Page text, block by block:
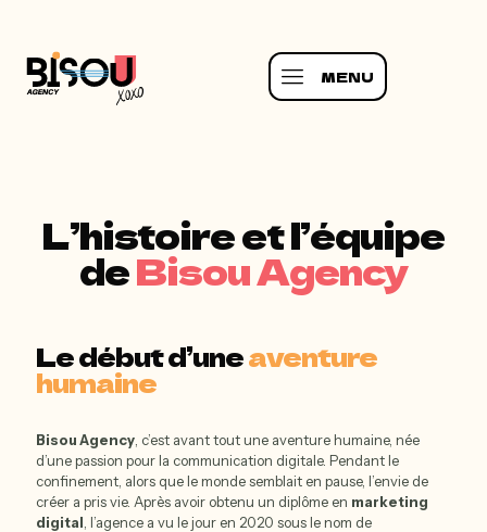
MENU
L’histoire et l’équipe
deBisou Agency
Le début d’uneaventure
humaine
Bisou Agency , c’est avant tout une aventure humaine, née
d’une passion pour la communication digitale. Pendant le
confinement, alors que le monde semblait en pause, l’envie de
créer a pris vie. Après avoir obtenu un diplôme en marketing
digital , l’agence a vu le jour en 2020 sous le nom de